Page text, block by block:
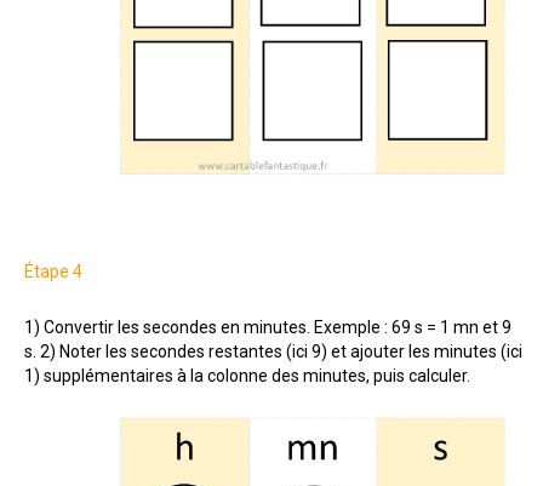
Étape 4
1) Convertir les secondes en minutes. Exemple : 69 s = 1 mn et 9
s. 2) Noter les secondes restantes (ici 9) et ajouter les minutes (ici
1) supplémentaires à la colonne des minutes, puis calculer.